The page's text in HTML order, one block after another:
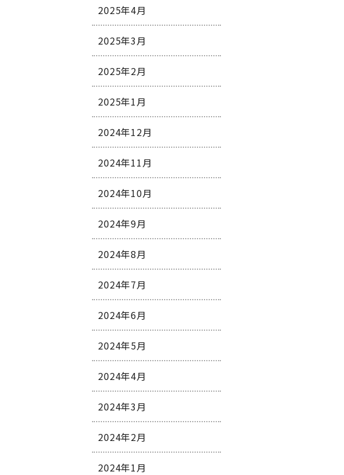
2025年4月
2025年3月
2025年2月
2025年1月
2024年12月
2024年11月
2024年10月
2024年9月
2024年8月
2024年7月
2024年6月
2024年5月
2024年4月
2024年3月
2024年2月
2024年1月